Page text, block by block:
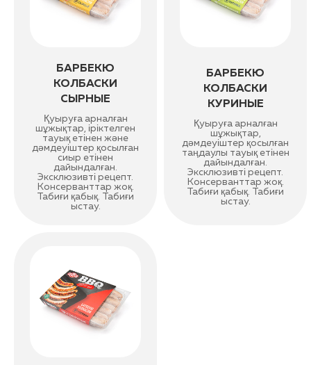
БАРБЕКЮ
КОЛБАСКИ
СЫРНЫЕ
Қуыруға арналған
шұжықтар, іріктелген
тауық етінен және
дәмдеуіштер қосылған
сиыр етінен
дайындалған.
Эксклюзивті рецепт.
Консерванттар жоқ.
Табиғи қабық. Табиғи
ыстау.
БАРБЕКЮ
КОЛБАСКИ
КУРИНЫЕ
Қуыруға арналған
шұжықтар,
дәмдеуіштер қосылған
таңдаулы тауық етінен
дайындалған.
Эксклюзивті рецепт.
Консерванттар жоқ.
Табиғи қабық. Табиғи
ыстау.